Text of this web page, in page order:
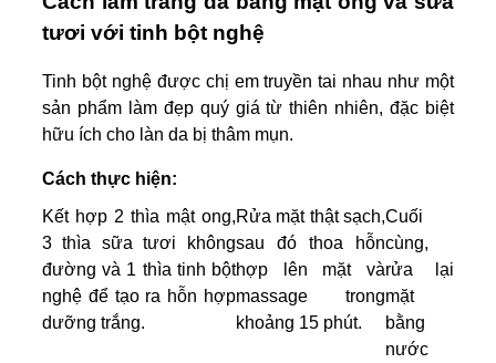
tươi với tinh bột nghệ
Tinh bột nghệ được chị em truyền tai nhau như một
sản phẩm làm đẹp quý giá từ thiên nhiên, đặc biệt
hữu ích cho làn da bị thâm mụn.
Cách thực hiện:
Kết hợp 2 thìa mật ong,
3 thìa sữa tươi không
đường và 1 thìa tinh bột
nghệ để tạo ra hỗn hợp
dưỡng trắng.
Rửa mặt thật sạch,
sau đó thoa hỗn
hợp lên mặt và
massage trong
khoảng 15 phút.
Cuối
cùng,
rửa lại
mặt
bằng
nước